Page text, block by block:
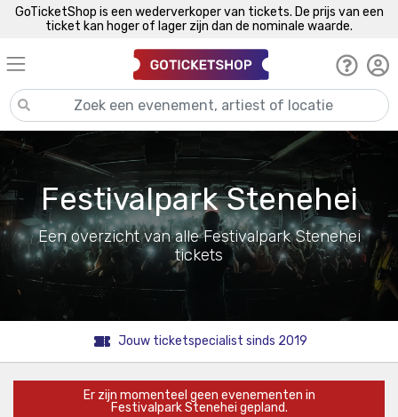
GoTicketShop is een wederverkoper van tickets. De prijs van een
ticket kan hoger of lager zijn dan de nominale waarde.
Festivalpark Stenehei
Een overzicht van alle Festivalpark Stenehei
tickets
Jouw ticketspecialist sinds 2019
Er zijn momenteel geen evenementen in
Festivalpark Stenehei gepland.